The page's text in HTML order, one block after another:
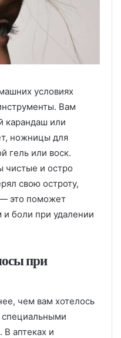
условиях
Вам
карандаш или
ножницы для
гель или воск.
чистые и остро
свою остроту,
это поможет
и боли при удалении
при
чем вам хотелось
специальными
В аптеках и